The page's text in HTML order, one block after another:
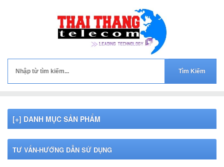
[+] DANH MỤC SẢN PHẨM
TƯ VẤN-HƯỚNG DẪN SỬ DỤNG